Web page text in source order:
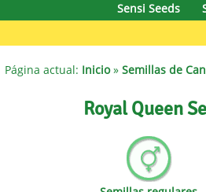
SERIOUS SEEDS Dr.
Dutch
Exotic
Sensi Seeds
Página actual: Inicio» Semillas de
Royal Queen